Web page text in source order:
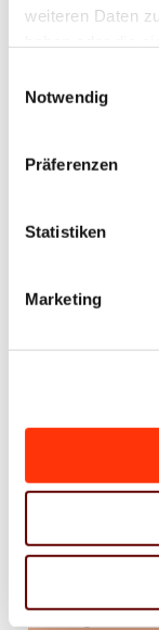
weiteren Daten
Notwendig
Präferenzen
Statistiken
Marketing
Zielgruppe
Mitglieder
Azubi
Interessiert
Gerne